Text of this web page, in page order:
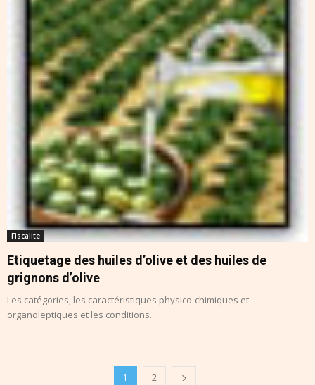
Fiscalite
Etiquetage des huiles d’olive et des huiles de
grignons d’olive
Les catégories, les caractéristiques physico-chimiques et
organoleptiques et les conditions...
1 2